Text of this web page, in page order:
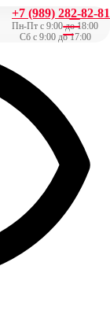
+7 (989) 282-82-81
Пн-Пт с 9:00 до 18:00
Сб с 9:00 до 17:00
наши новинки